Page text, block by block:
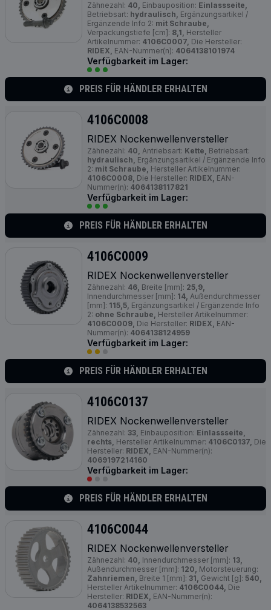
Zähnezahl: 40, Einbauposition: Einlassseite,
Betriebsart: hydraulisch, Ergänzungsartikel /
Ergänzende Info 2: mit Schraube,
Verpackungstiefe [cm]: 8,1, Hersteller
Artikelnummer: 4106C0007, Die Hersteller:
RIDEX, EAN-Nummer(n): 4064138101974
Verfügbarkeit im Lager:
PREIS FÜR HÄNDLER ERHALTEN
4106C0008
RIDEX Nockenwellenversteller
Zähnezahl: 40, Antriebsart: Kette, Betriebsart:
hydraulisch, Ergänzungsartikel / Ergänzende Info
2: mit Schraube, Hersteller Artikelnummer:
4106C0008, Die Hersteller: RIDEX, EAN-
Nummer(n): 4064138117821
Verfügbarkeit im Lager:
PREIS FÜR HÄNDLER ERHALTEN
4106C0009
RIDEX Nockenwellenversteller
Zähnezahl: 46, Breite [mm]: 25,9,
Innendurchmesser [mm]: 14, Außendurchmesser
[mm]: 115,5, Ergänzungsartikel / Ergänzende Info
2: ohne Schraube, Hersteller Artikelnummer:
4106C0009, Die Hersteller: RIDEX, EAN-
Nummer(n): 4064138124959
Verfügbarkeit im Lager:
PREIS FÜR HÄNDLER ERHALTEN
4106C0137
RIDEX Nockenwellenversteller
Zähnezahl: 33, Einbauposition: Einlassseite,
rechts, Hersteller Artikelnummer: 4106C0137, Die
Hersteller: RIDEX, EAN-Nummer(n):
4069197214160
Verfügbarkeit im Lager:
PREIS FÜR HÄNDLER ERHALTEN
4106C0044
RIDEX Nockenwellenversteller
Zähnezahl: 40, Innendurchmesser [mm]: 13,
Außendurchmesser [mm]: 120, Motorsteuerung:
Zahnriemen, Breite 1 [mm]: 31, Gewicht [g]: 540,
Hersteller Artikelnummer: 4106C0044, Die
Hersteller: RIDEX, EAN-Nummer(n):
4064138532563